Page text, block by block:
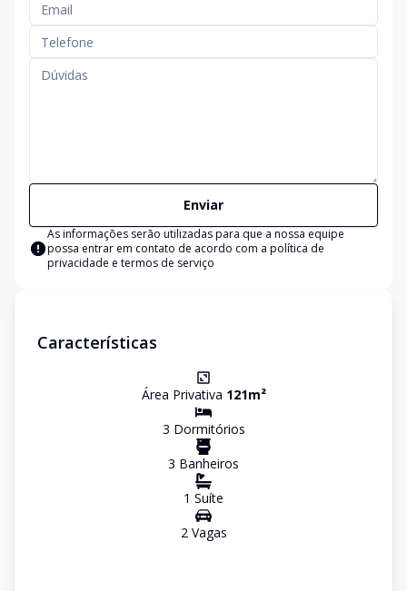
Enviar
As informações serão utilizadas para que a nossa equipe
possa entrar em contato de acordo com a política de
privacidade e termos de serviço
Características
Área Privativa 121m²
3 Dormitórios
3 Banheiros
1 Suíte
2Vagas